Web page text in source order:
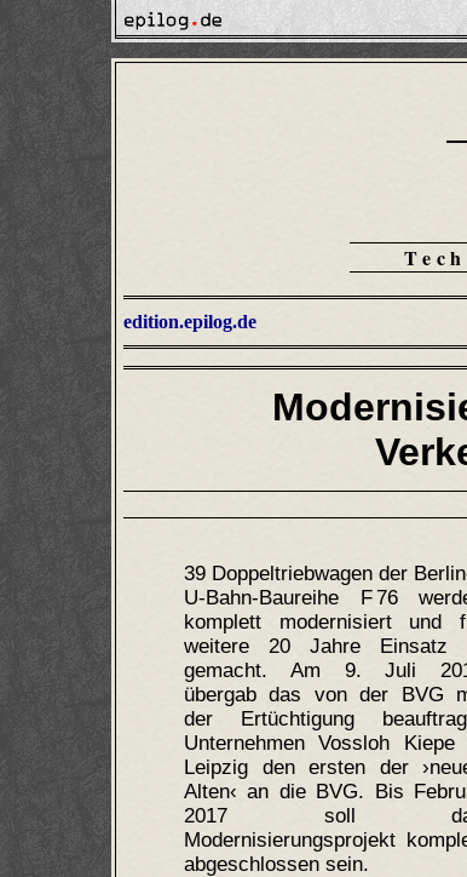
edition.epilog.de
39 Doppeltriebwagen der
U-Bahn-Baureihe F 76
komplett modernisiert und
weitere 20 Jahre Einsatz
gemacht. Am 9. Juli
übergab das von der BVG
der Ertüchtigung
Unternehmen Vossloh Kiepe
Leipzig den ersten der
Alten‹ an die BVG. Bis
2017 soll
Modernisierungsprojekt
abgeschlossen sein.